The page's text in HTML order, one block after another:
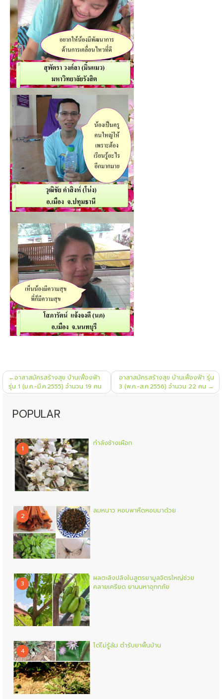
แนะแนว
เรื่อง
อาสาสมัครสร้างสุข บ้านเฟื่องฟ้า
รุ่น 1 (ม.ค.-มี.ค.2555) จำนวน 19 คน
อาสาสมัครสร้างสุข บ้านเฟื่องฟ้า รุ่น
3 (พ.ค.-ส.ค.2556) จำนวน 22 คน
POPULAR
1
กำลังช้างเผือก
2
ลมหนาว หอบพาหืดหอบมาด้วย
3
ผลตะลิงปลิงในสูตรยามูลจิตรใหญ่ช่วย
คลายเครียด ยามมหาอุทกภัย
4
โด่ไม่รู้ล้ม ตำรับยาพื้นบ้าน